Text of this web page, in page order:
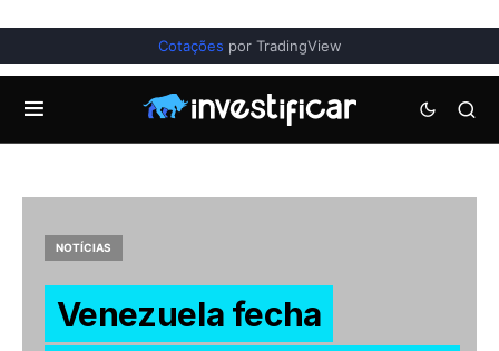
Cotações por TradingView
NOTÍCIAS
Venezuela fecha